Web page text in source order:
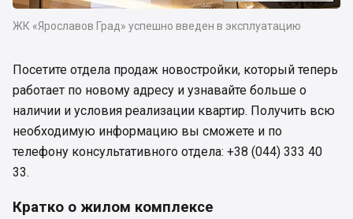
ЖК «Ярославов Град» успешно введен в эксплуатацию
Посетите отдела продаж новостройки, который теперь
работает по новому адресу и узнавайте больше о
наличии и условия реализации квартир. Получить всю
необходимую информацию вы сможете и по
телефону консультативного отдела: +38 (044) 333 40
33.
Кратко о жилом комплексе